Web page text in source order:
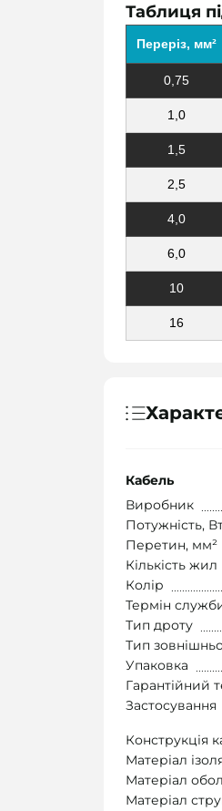
Таблиця
Переріз, мм²
0,75
1,0
1,5
2,5
4,0
6,0
10
16
Кабель
Виробник
Потужність,
Перетин, мм²
Кількість жил
Колір
Термін
Тип дроту
Тип
Упаковка
Гарантійний
Застосування
Конструкція
Матеріал
Матеріал
Матеріал